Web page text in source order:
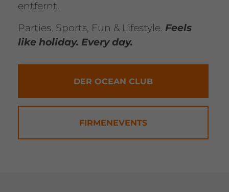
entfernt.
Parties, Sports, Fun & Lifestyle. Feels
like holiday. Every day.
DER OCEAN CLUB
FIRMENEVENTS